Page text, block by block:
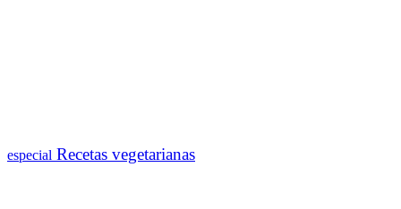
especial Recetas vegetarianas